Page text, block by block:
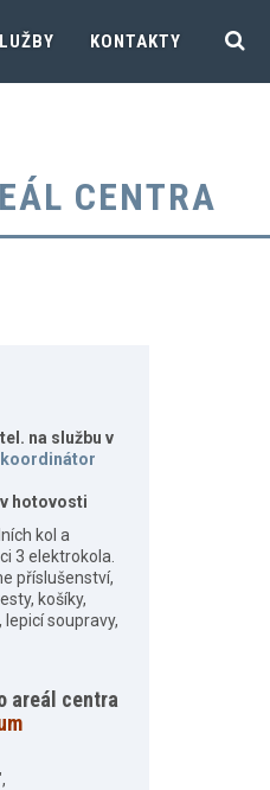
KONTAKTY
CENTRA
na službu v
koordinátor
hotovosti
kol a
3 elektrokola.
příslušenství,
košíky,
lepicí soupravy,
areál centra